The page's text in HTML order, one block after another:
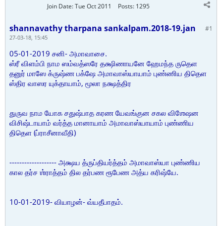
Join Date:Tue Oct 2011 Posts: 1295
#1
shannavathy tharpana sankalpam.2018-19.jan
27-03-18, 15:45
05-01-2019 சனி- அமாவாசை.
ஸ்ரீ விளம்பி நாம ஸம்வத்ஸரே தக்ஷிணாயனே ஹேமந்த ருதெள
தனுர் மாஸே க்ருஷ்ண பக்ஷே அமாவாஸ்யாயாம் புண்ணிய திதெள
ஸ்திர வாஸர யுக்தாயாம், மூலா நக்ஷத்திர
துருவ நாம யோக சதுஷ்பாத கரண யேவங்குன சகல விஶேஷன
விசிஷ்டாயாம் வர்த்த மானாயாம் அமாவாஸ்யாயாம் புண்ணிய
திதெள (ப்ராசீனாவீதி)
------------------- அக்ஷய த்ருப்தியர்த்தம் அமாவாஸ்யா புண்ணிய
கால தர்ச ஶ்ராத்தம் தில தர்பண ரூபேண அத்ய கரிஷ்யே.
10-01-2019- வியாழன்- வ்யதீபாதம்.